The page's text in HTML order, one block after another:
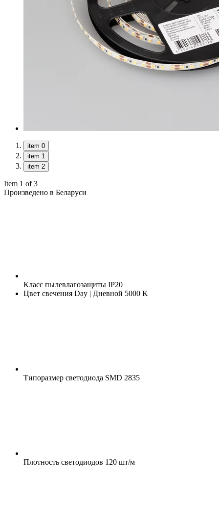
item 0
item 1
item 2
Item 1 of 3
Произведено в Беларуси
Класс пылевлагозащиты IP20
Цвет свечения Day | Дневной 5000 K
Типоразмер светодиода SMD 2835
Плотность светодиодов 120 шт/м